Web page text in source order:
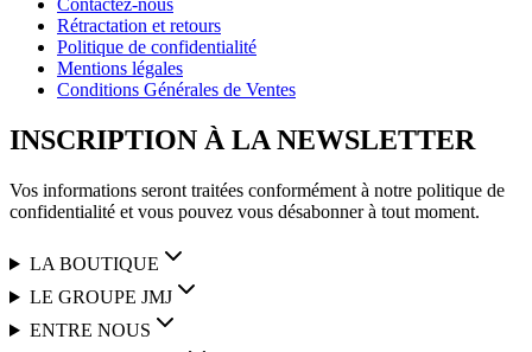
Contactez-nous
Rétractation et retours
Politique de confidentialité
Mentions légales
Conditions Générales de Ventes
INSCRIPTION À LA NEWSLETTER
Vos informations seront traitées conformément à notre politique de
confidentialité et vous pouvez vous désabonner à tout moment.
LA BOUTIQUE
LE GROUPE JMJ
ENTRE NOUS